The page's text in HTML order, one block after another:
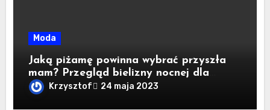
Moda
Jaką piżamę powinna wybrać przyszła
mam? Przegląd bielizny nocnej dla
kobiet w ciąży i karmiących piersią
Krzysztof 24 maja 2023